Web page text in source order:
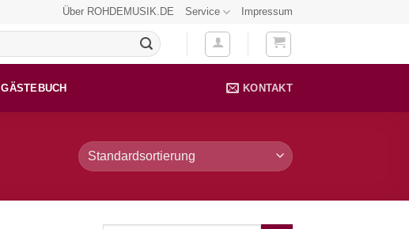
Über ROHDEMUSIK.DE Service Impressum
GÄSTEBUCH KONTAKT